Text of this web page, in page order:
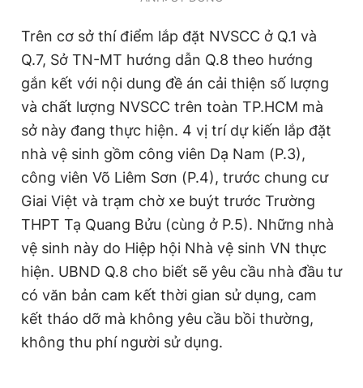
Quảng cáo RSS Tòa soạn
Tổng biên tập: Nguyễn Ngọc Toàn
Phó tổng biên tập thường trực: Hải Thành
Phó tổng biên tập: Lâm Hiếu Dũng
Phó tổng biên tập: Trần Việt Hưng
Tổng thư ký tòa soạn: Đức Trung
© 2003-2026 Bản quyền thuộc về Báo Thanh Niên. Cấm sao
chép dưới mọi hình thức nếu không có sự chấp thuận bằng văn
bản. Phát triển bởi ePi Technologies, JSC.
Trên cơ sở thí điểm lắp đặt NVSCC ở Q.1 và
Q.7, Sở TN-MT hướng dẫn Q.8 theo hướng
gắn kết với nội dung đề án cải thiện số lượng
và chất lượng NVSCC trên toàn TP.HCM mà
sở này đang thực hiện. 4 vị trí dự kiến lắp đặt
nhà vệ sinh gồm công viên Dạ Nam (P.3),
công viên Võ Liêm Sơn (P.4), trước chung cư
Giai Việt và trạm chờ xe buýt trước Trường
THPT Tạ Quang Bửu (cùng ở P.5). Những nhà
vệ sinh này do Hiệp hội Nhà vệ sinh VN thực
hiện. UBND Q.8 cho biết sẽ yêu cầu nhà đầu tư
có văn bản cam kết thời gian sử dụng, cam
kết tháo dỡ mà không yêu cầu bồi thường,
không thu phí người sử dụng.